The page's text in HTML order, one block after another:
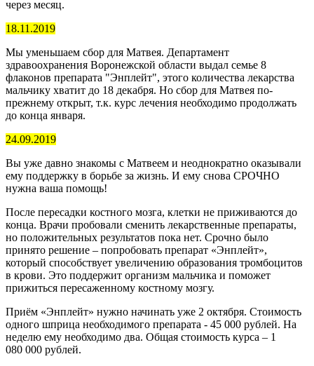
через месяц.
18.11.2019
Мы уменьшаем сбор для Матвея. Департамент
здравоохранения Воронежской области выдал семье 8
флаконов препарата "Энплейт", этого количества лекарства
мальчику хватит до 18 декабря. Но сбор для Матвея по-
прежнему открыт, т.к. курс лечения необходимо продолжать
до конца января.
24.09.2019
Вы уже давно знакомы с Матвеем и неоднократно оказывали
ему поддержку в борьбе за жизнь. И ему снова СРОЧНО
нужна ваша помощь!
После пересадки костного мозга, клетки не приживаются до
конца. Врачи пробовали сменить лекарственные препараты,
но положительных результатов пока нет. Срочно было
принято решение – попробовать препарат «Энплейт»,
который способствует увеличению образования тромбоцитов
в крови. Это поддержит организм мальчика и поможет
прижиться пересаженному костному мозгу.
Приём «Энплейт» нужно начинать уже 2 октября. Стоимость
одного шприца необходимого препарата - 45 000 рублей. На
неделю ему необходимо два. Общая стоимость курса – 1
080 000 рублей.